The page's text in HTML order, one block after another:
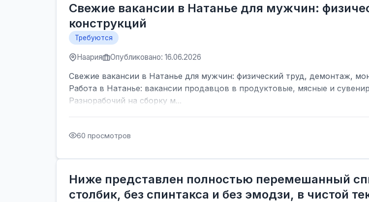
Свежие вакансии в Натанье для мужчин:
конструкций
Требуются
Наария Опубликовано: 16.06.2026
Свежие вакансии в Натанье для мужчин: физический труд, демонтаж,
Работа в Натанье: вакансии продавцов в продуктовые, мясные и
Разнорабочий на сборку м...
60 просмотров
Ниже представлен полностью перемешанный
столбик, без спинтакса и без эмодзи, в чистой